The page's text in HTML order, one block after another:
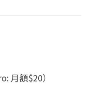
月額$20）